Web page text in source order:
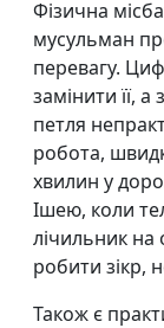
Фізична
мусульман
перевагу.
замінити її,
петля
робота,
хвилин у
Ішею, коли
лічильник на
робити зікр,
Також є